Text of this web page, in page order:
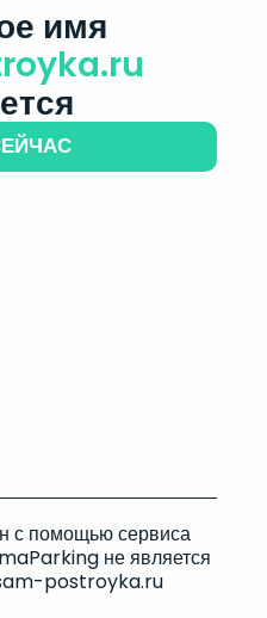
имя
с помощью сервиса
не является
postroyka.ru